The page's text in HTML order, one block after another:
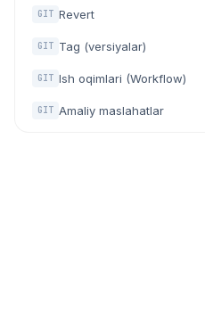
GIT Revert
GIT Tag (versiyalar)
GIT Ish oqimlari (Workflow)
GIT Amaliy maslahatlar